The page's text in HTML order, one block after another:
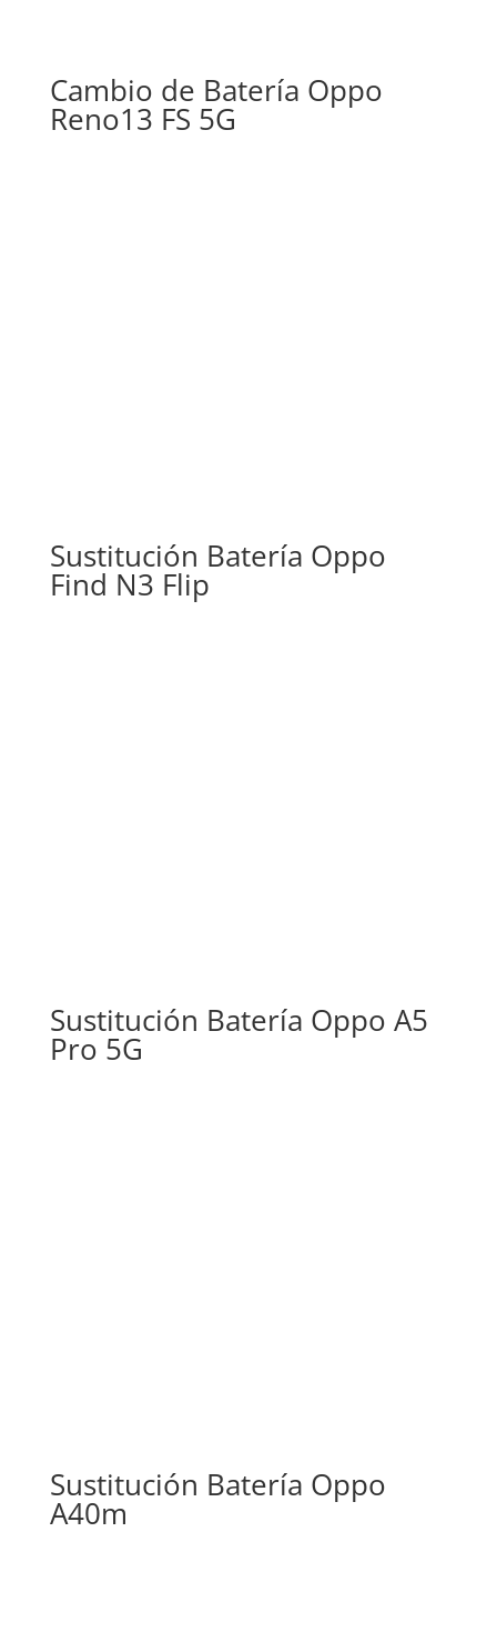
Cambio de Batería Oppo
Reno13 FS 5G
Sustitución Batería Oppo
Find N3 Flip
Sustitución Batería Oppo A5
Pro 5G
Sustitución Batería Oppo
A40m